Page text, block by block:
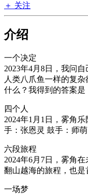
＋ 关注
介绍
一个决定
2023年4月8日，我问
人类八爪鱼一样的复
什么？我得到的答案是
四个人
2024年1月1日，雾角
手：张恩灵 鼓手：师萌
六段旅程
2024年6月7日，雾角
翻山越海的旅程，也是
一场梦